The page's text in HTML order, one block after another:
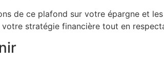
de ce plafond sur votre épargne et
stratégie financière tout en